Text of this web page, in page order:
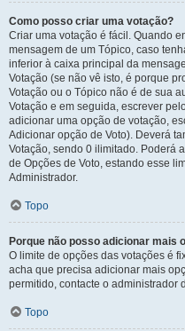
Como posso criar uma votação?
Criar uma votação é fácil. Quando
mensagem de um Tópico, caso
inferior à caixa principal da
Votação (se não vê isto, é porque
Votação ou o Tópico não é de sua
Votação e em seguida, escrever
adicionar uma opção de votação,
Adicionar opção de Voto). Deverá
Votação, sendo 0 ilimitado. Poderá
de Opções de Voto, estando esse
Administrador.
Topo
Porque não posso adicionar mais
O limite de opções das votações é
acha que precisa adicionar mais
permitido, contacte o administrador
Topo